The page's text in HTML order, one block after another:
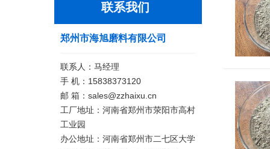
联系我们
郑州市海旭磨料有限公司
联系人：马经理
手 机：15838373120
邮 箱：sales@zzhaixu.cn
工厂地址：河南省郑州市荥阳市高村
工业园
办公地址：河南省郑州市二七区大学